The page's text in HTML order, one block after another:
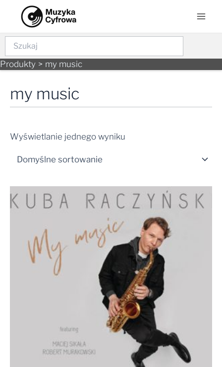
content
Szukaj
Produkty my music
my music
Wyświetlanie jednego wyniku